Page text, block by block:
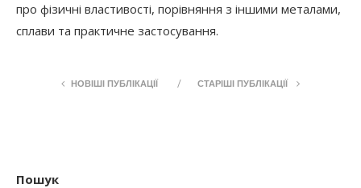
про фізичні властивості, порівняння з іншими металами,
сплави та практичне застосування.
НОВІШІ ПУБЛІКАЦІЇ СТАРІШІ ПУБЛІКАЦІЇ
Пошук